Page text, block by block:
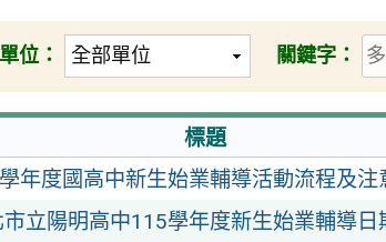
單位： 關鍵字：
標題
年度國高中新生始業輔導活動流程及注
市立陽明高中115學年度新生始業輔導日